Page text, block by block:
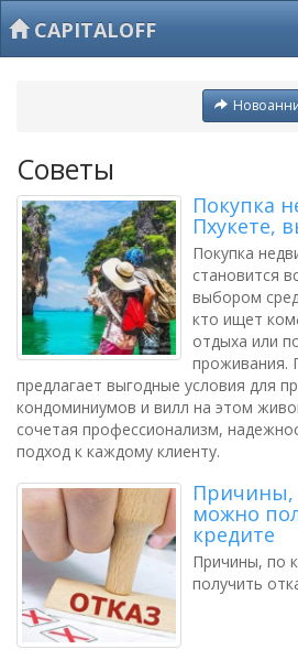
CAPITALOFF
Советы
Покупка
Пхукете,
Покупка
становится
выбором
кто ищет
отдыха или
проживания.
предлагает выгодные условия для
кондоминиумов и вилл на этом
сочетая профессионализм,
подход к каждому клиенту.
Причины,
можно
кредите
Причины, по
получить